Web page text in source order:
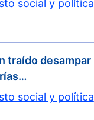
social y política
traído desampar
social y política